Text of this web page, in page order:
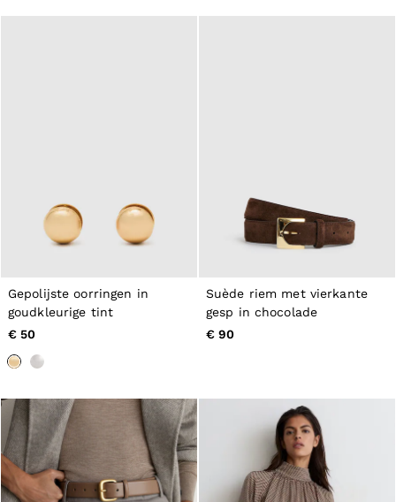
Gepolijste oorringen in
goudkleurige tint
€ 50
Suède riem met vierkante
gesp in chocolade
€ 90